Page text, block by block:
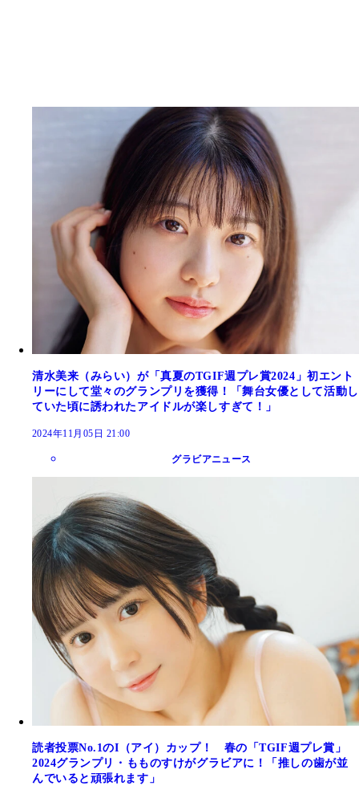
清水美来（みらい）が「真夏のTGIF週プレ賞2024」初エント
リーにして堂々のグランプリを獲得！「舞台女優として活動し
ていた頃に誘われたアイドルが楽しすぎて！」
2024年11月05日 21:00
グラビアニュース
読者投票No.1のI（アイ）カップ！ 春の「TGIF週プレ賞」
2024グランプリ・もものすけがグラビアに！「推しの歯が並
んでいると頑張れます」